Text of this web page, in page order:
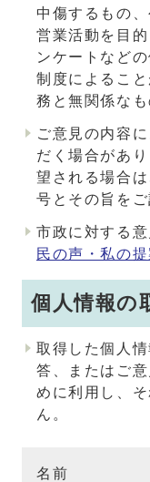
中傷するもの
営業活動を目
ンケートなど
制度によるこ
務と無関係なも
ご意見の内容
だく場合があ
望される場合
号とその旨をご
市政に対する
民の声・私の提
個人情報の
取得した個人
答、またはご
めに利用し、
ん。
名前